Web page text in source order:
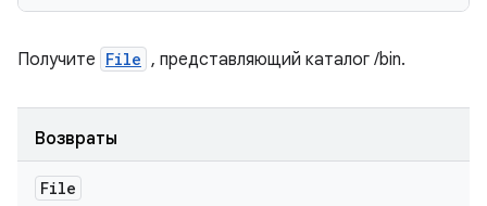
Получите File , представляющий каталог /bin.
Возвраты
File